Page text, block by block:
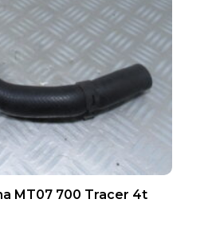
MT07 700 Tracer 4t